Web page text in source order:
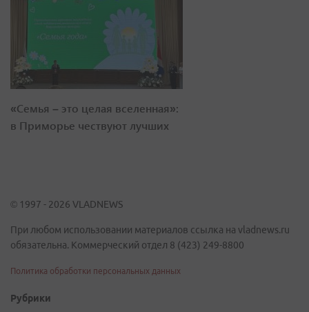
«Семья – это целая вселенная»:
в Приморье чествуют лучших
© 1997 - 2026 VLADNEWS
При любом использовании материалов ссылка на vladnews.ru
обязательна. Коммерческий отдел 8 (423) 249-8800
Политика обработки персональных данных
Рубрики